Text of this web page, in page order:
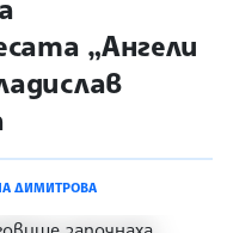
„Ангели
ДИМИТРОВА